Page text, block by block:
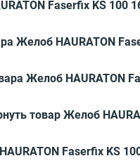
Faserfix KS 100
Желоб HAURATON
Желоб HAURATON
товар Желоб
Faserfix KS